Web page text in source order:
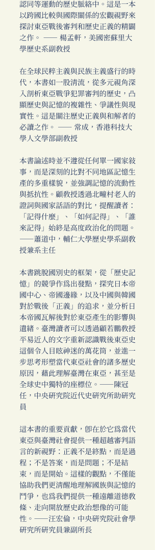
認同等運動的歷史脈絡中。這是一本
以跨國比較與國際關係的宏觀視野來
探討東亞戰後審判和歷史正義的精闢
之作。 ―― 楊孟軒，美國密蘇里大
學歷史系副教授
在全球民粹主義與民族主義盛行的時
代，本書如一股清流，從多元視角深
入剖析東亞戰爭犯罪審判的歷史，凸
顯歷史與記憶的複雜性、爭議性與現
實性。這是關注歷史正義與和解者的
必讀之作。 ―― 常成，香港科技大
學人文學部副教授
本書論述時並不遵從任何單一國家敘
事，而是深刻的比對不同地區記憶生
產的多重樣貌，並強調記憶的流動性
與抵抗性。顧教授透過北疃村老人的
證詞與國家話語的對比，提醒讀者：
「記得什麼」、「如何記得」、「誰
來記得」始終是高度政治化的問題。
──蕭道中，輔仁大學歷史學系副教
授兼系主任
本書跳脫國別史的框架，從「歷史記
憶」的競爭作為出發點，探究日本帝
國中心、帝國邊緣，以及中國與韓國
對於戰後「正義」的追求，並分析日
本帝國瓦解後對於東亞產生的影響與
遺緒。臺灣讀者可以透過顧若鵬教授
平易近人的文字重新認識戰後東亞史
這個令人目眩神迷的萬花筒，並進一
步思考形塑當代東亞社會的諸多歷史
原因，藉此理解臺灣在東亞，甚至是
全球史中獨特的座標位。――陳冠
任，中央研究院近代史研究所助研究
員
這本書的重要貢獻，即在於它為當代
東亞與臺灣社會提供一種超越審判語
言的新視野：正義不是終點，而是過
程；不是答案，而是問題；不是結
束，而是開始。這樣的觀點，不僅能
協助我們更清醒地理解國族與記憶的
鬥爭，也為我們提供一種遠離道德教
條、走向開放歷史政治想像的可能
性。──汪宏倫，中央研究院社會學
研究所研究員兼副所長